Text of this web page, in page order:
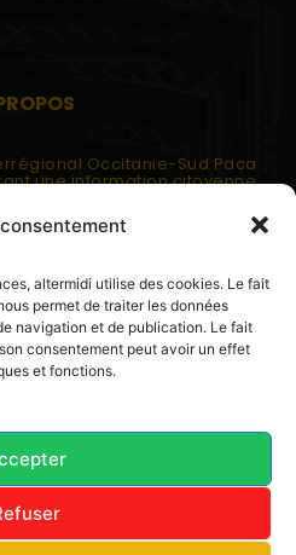
altermidi utilise des cookies. Le fait
permet de traiter les données
navigation et de publication. Le fait
consentement peut avoir un effet
et fonctions.
Occitanie-Sud Paca
une information citoyenne
la méditerranée,
globales évaluées à
ou d'analyses à l'échelon
capitale, sans capitale.
d'altermidi